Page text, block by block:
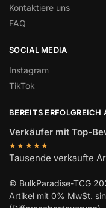
Kontaktiere uns
FAQ
SOCIAL MEDIA
Instagram
TikTok
BEREITS ERFOLGREICH
Verkäufer mit Top-
★★★★★
Tausende verkaufte
© BulkParadise-TCG
Artikel mit 0% MwSt.